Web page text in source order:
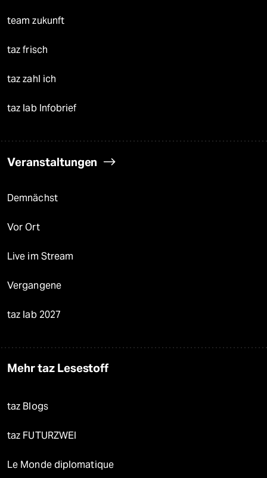
team zukunft
taz frisch
taz zahl ich
taz lab Infobrief
Veranstaltungen
Demnächst
Vor Ort
Live im Stream
Vergangene
taz lab 2027
Mehr taz Lesestoff
taz Blogs
taz FUTURZWEI
Le Monde diplomatique